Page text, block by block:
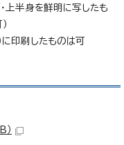
半身を鮮明に写したも
印刷したものは可